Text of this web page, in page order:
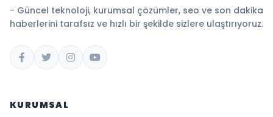
- Güncel teknoloji, kurumsal çözümler, seo ve son dakika
haberlerini tarafsız ve hızlı bir şekilde sizlere ulaştırıyoruz.
KURUMSAL